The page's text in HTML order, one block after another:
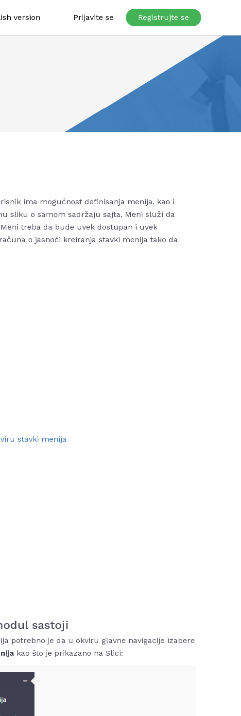
version Prijavite se Registrujte se
ima mogućnost definisanja menija, kao i
sliku o samom sadržaju sajta. Meni služi da
treba da bude uvek dostupan i uvek
o jasnoći kreiranja stavki menija tako da
stavki menija
sastoji
potrebno je da u okviru glavne navigacije izabere
kao što je prikazano na Slici: